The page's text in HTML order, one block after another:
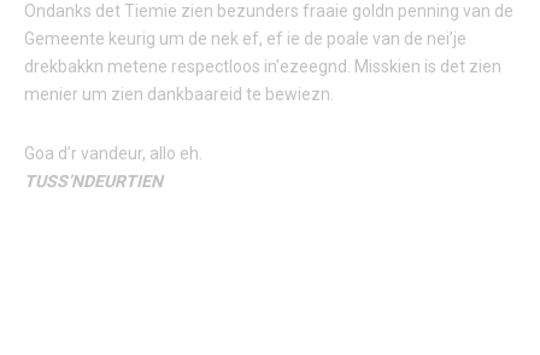
Ondanks det Tiemie zien bezunders fraaie goldn penning van de
Gemeente keurig um de nek ef, ef ie de poale van de nei’je
drekbakkn metene respectloos in’ezeegnd. Misskien is det zien
menier um zien dankbaareid te bewiezn.
Goa d’r vandeur, allo eh.
TUSS’NDEURTIEN